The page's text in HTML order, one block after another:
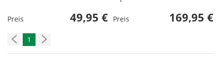
Preis 49,95 € Preis 169,95 €
1